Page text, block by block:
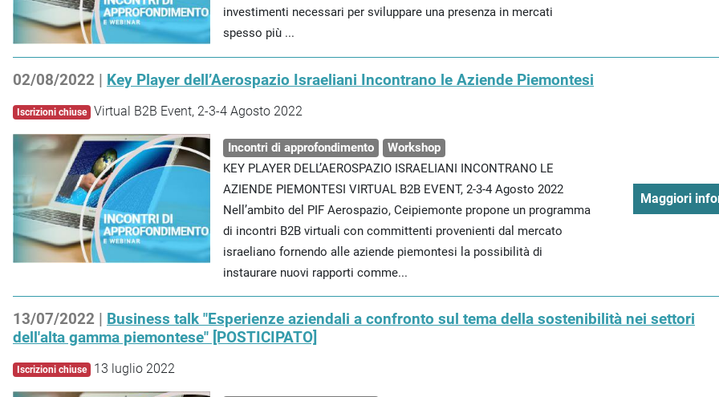
investimenti necessari per sviluppare una presenza in mercati
spesso più ...
02/08/2022 | Key Player dell’Aerospazio Israeliani Incontrano le Aziende Piemontesi
Iscrizioni chiuse Virtual B2B Event, 2-3-4 Agosto 2022
Incontri di approfondimento
Workshop
KEY PLAYER DELL’AEROSPAZIO ISRAELIANI INCONTRANO LE
AZIENDE PIEMONTESI VIRTUAL B2B EVENT, 2-3-4 Agosto 2022
Nell’ambito del PIF Aerospazio, Ceipiemonte propone un programma
di incontri B2B virtuali con committenti provenienti dal mercato
israeliano fornendo alle aziende piemontesi la possibilità di
instaurare nuovi rapporti comme...
Maggiori
13/07/2022 | Business talk "Esperienze aziendali a confronto sul tema della sostenibilità nei settori
dell'alta gamma piemontese" [POSTICIPATO]
Iscrizioni chiuse 13 luglio 2022